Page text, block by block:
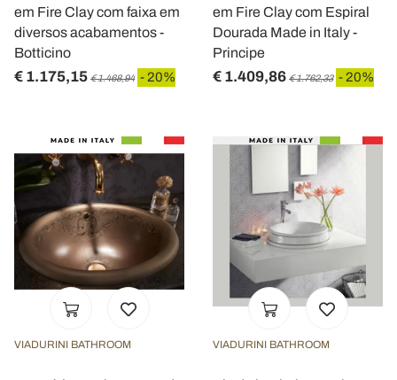
em Fire Clay com faixa em
diversos acabamentos -
Botticino
€ 1.175,15 € 1.468,94 - 20%
em Fire Clay com Espiral
Dourada Made in Italy -
Principe
€ 1.409,86 € 1.762,33 - 20%
VIADURINI BATHROOM VIADURINI BATHROOM